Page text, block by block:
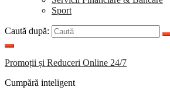
Sport
Caută după:
Promoții și Reduceri Online 24/7
Cumpără inteligent